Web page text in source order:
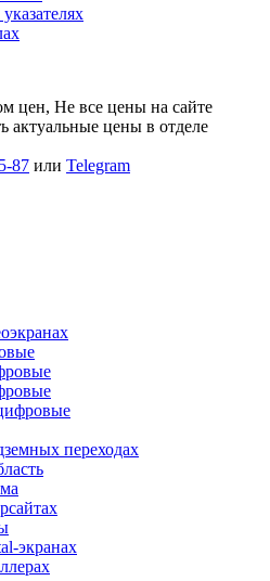
цен, Не все цены на сайте
актуальные цены в отделе
87 или Telegram
переходах
экранах